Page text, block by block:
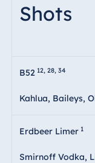
Shots
B52 12, 28, 34
Kahlua, Baileys,
Erdbeer Limer1
Smirnoff Vodka,